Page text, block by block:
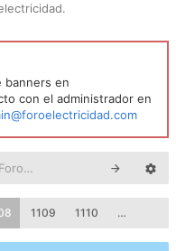
banners en
con el administrador en
1109 1110 …